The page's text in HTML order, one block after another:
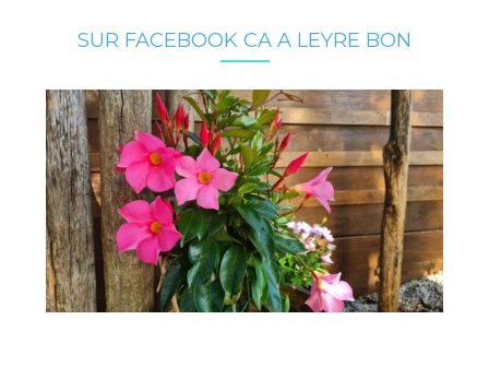
SUR FACEBOOK CA A LEYRE BON